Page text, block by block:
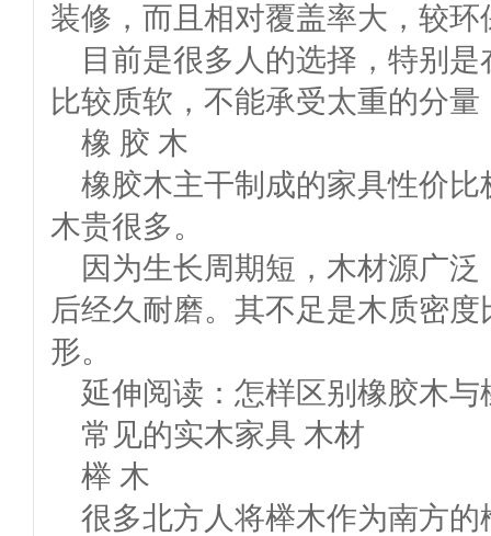
装修，而且相对覆盖率大，较环
目前是很多人的选择，特别
比较质软，不能承受太重的分
橡 胶 木
橡胶木主干制成的家具性价
木贵很多。
因为生长周期短，木材源广
后经久耐磨。其不足是木质密
形。
延伸阅读：怎样区别橡胶木与
常见的实木家具 木材
榉 木
很多北方人将榉木作为南方